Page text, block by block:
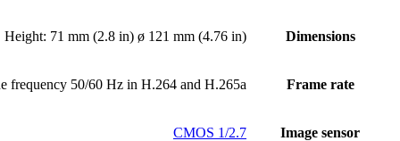
Dimensions
Height: 71 mm (2.8 in) ø 121 mm (4.76 in)
Frame rate
frequency 50/60 Hz in H.264 and H.265a
Image sensor
CMOS 1/2.7